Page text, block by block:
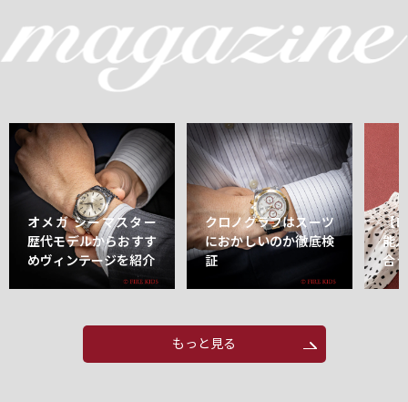
オメガ シーマスター
歴代モデルからおすす
めヴィンテージを紹介
クロノグラフはスーツ
におかしいのか徹底検
証
【
能
合
もっと見る